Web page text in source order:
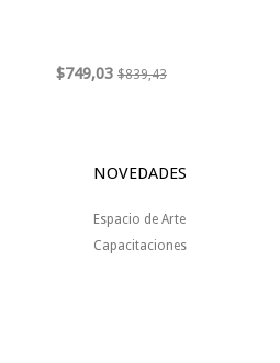
$749,03 $839,43
NOVEDADES
Espacio de Arte
Capacitaciones